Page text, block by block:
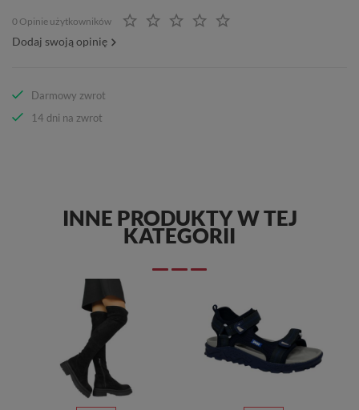
0 Opinie użytkowników
Dodaj swoją opinię
Darmowy zwrot
14 dni na zwrot
INNE PRODUKTY W TEJ
KATEGORII